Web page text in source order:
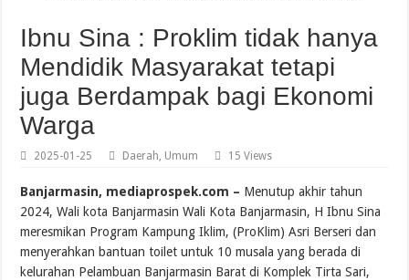
Ibnu Sina : Proklim tidak hanya
Mendidik Masyarakat tetapi
juga Berdampak bagi Ekonomi
Warga
2025-01-25 Daerah, Umum 15 Views
Banjarmasin, mediaprospek.com – Menutup akhir tahun
2024, Wali kota Banjarmasin Wali Kota Banjarmasin, H Ibnu Sina
meresmikan Program Kampung Iklim, (ProKlim) Asri Berseri dan
menyerahkan bantuan toilet untuk 10 musala yang berada di
kelurahan Pelambuan Banjarmasin Barat di Komplek Tirta Sari,